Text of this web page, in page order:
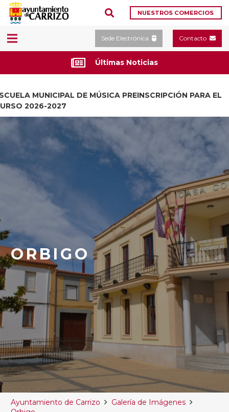
NUESTROS COMERCIOS
Sede Electrónica Contacto
Últimas Noticias
MUNICIPAL DE MÚSICA PREINSCRIPCIÓN PARA EL
2026-2027
ORBIGO
Ayuntamiento de Carrizo
Galería de Imágenes